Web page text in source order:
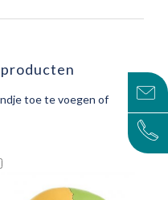
toe te voegen of